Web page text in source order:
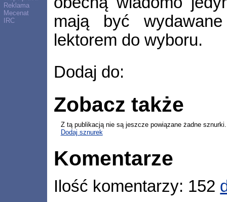
Reklama
Mecenat
IRC
mają być
lektorem do wyboru.
Dodaj do:
Zobacz także
Z tą publikacją nie są jeszcze powiązane żadne sznurki.
Dodaj sznurek
Komentarze
Ilość komentarzy: 152